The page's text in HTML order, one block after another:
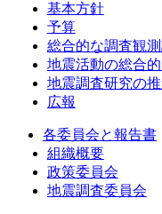
基本方針
予算
総合的な調査観
地震活動の総合
地震調査研究の
広報
各委員会と報告書
組織概要
政策委員会
地震調査委員会